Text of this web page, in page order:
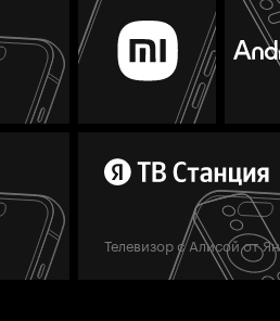
Телевизор с Алисой от